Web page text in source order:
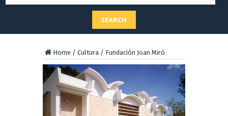
SEARCH
Home / Cultura / Fundación Joan Miró